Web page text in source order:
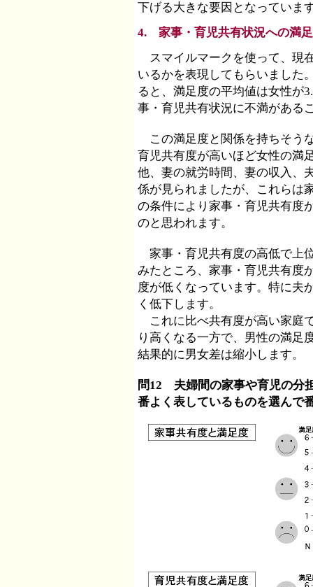
下げる大きな要因となっていま
4. 家事・育児共有状況への満
スマイルマークを使って、現
いるかを表現してもらいました
ると、満足度の平均値は女性が
事・育児共有状況に不満がある
この満足度と関係を持ちそう
育児共有度が高いほど女性の満
他、妻の就労時間、妻の収入、
係が見られましたが、これらは
の条件により家事・育児共有度
のと思われます。
家事・育児共有度の高低で上
みたところ、家事・育児共有度
度が低くなっています。特に夫
く低下します。
これに比べ共有度が高い家庭
り高くなる一方で、男性の満足
結果的に男女差は縮小します。
問12 夫婦間の家事や育児の分
番よく表しているものを選んで